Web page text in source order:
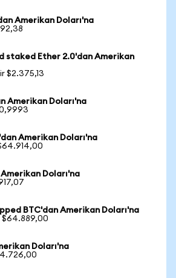
Amerikan Doları'na
staked Ether 2.0'dan Amerikan
$2.375,13
Amerikan Doları'na
Amerikan Doları'na
Doları'na
BTC'dan Amerikan Doları'na
$64.889,00
Doları'na